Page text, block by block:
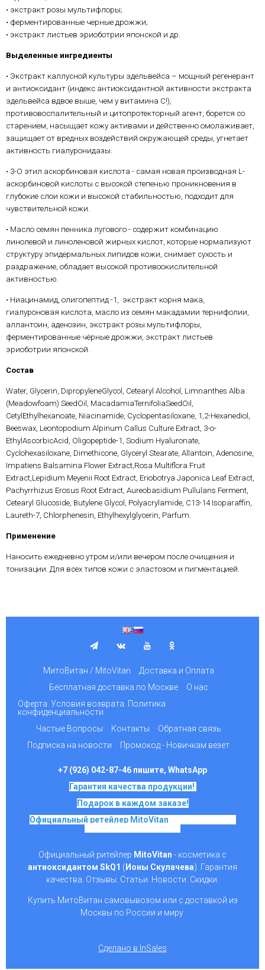
• экстракт розы мультифлоры;
• ферментированные черные дрожжи;
• экстракт листьев эриоботрии японской и др.
Выделенные ингредиенты
• Экстракт каллусной культуры эдельвейса – мощный регенерант
и антиоксидант (индекс антиоксидантной активности экстракта
эдельвейса вдвое выше, чем у витамина С!),
противовоспалительный и цитопротекторный агент, борется со
старением, насыщает кожу активами и действенно омолаживает,
защищает от вредных воздействий окружающей среды, угнетает
активность гиалуронидазы.
• 3-О этил аскорбиновая кислота - самая новая производная L-
аскорбиновой кислоты с высокой степенью проникновения в
глубокие слои кожи и высокой стабильностью, подходит для
чувствительной кожи.
• Масло семян пенника лугового - содержит комбинацию
линолевой и линоленовой жирных кислот, которые нормализуют
структуру эпидермальных липидов кожи, снимает сухость и
раздражение, обладает высокой противоокислительной
активностью.
• Ниацинамид, олигопептид -1, экстракт корня мака,
гиалуроновая кислота, масло из семян макадамии тернифолии,
аллантоин, аденозин, экстракт розы мультифлоры,
ферментированные чёрные дрожжи, экстракт листьев
эриоботрии японской.
Состав
Water, Glycerin, DipropyleneGlycol, Cetearyl Alcohol, Limnanthes Alba
(Meadowfoam) SeedOil, MacadamiaTernifoliaSeedOil,
CetylEthylhexanoate, Niacinamide, Cyclopentasiloxane, 1,2-Hexanediol,
Beeswax, Leontopodium Alpinum Callus Culture Extract, 3-o-
EthylAscorbicAcid, Oligopeptide-1, Sodium Hyaluronate,
Cyclohexasiloxane, Dimethicone, Glyceryl Stearate, Allantoin, Adenosine,
Impatiens Balsamina Flower Extract,Rosa Multiflora Fruit
Extract,Lepidium Meyenii Root Extract, Eriobotrya Japonica Leaf Extract,
Pachyrrhizus Erosus Root Extract, Aureobasidium Pullulans Ferment,
Cetearyl Glucoside, Butylene Glycol, Polyacrylamide, C13-14 Isoparaffin,
Laureth-7, Chlorphenesin, Ethylhexylglycerin, Parfum.
Применение
Наносить ежедневно утром и/или вечером после очищения и
тонизации. Для всех типов кожи с эластозом и пигментацией.
МитоВитан / MitoVitan
Доставка и Оплата
Бесплатная доставка по Москве
О нас
Оферта. Условия возврата. Политика
конфиденциальности.
Частые Вопросы
Контакты
Обратная связь
Подписка на новости
Промокод - Новичкам везет
+7 (926) 042-87-46 пишите, WhatsApp
Гарантия качества продукции!
Подарок в каждом заказе!
Официальный ретейлер MitoVitan
Официальный ритейлер MitoVitan - косметика с
антиоксидантом SkQ1 ( Ионы Скулачева). Гарантия
качества. Отзывы. Статьи. Новости. Скидки.
Купить МитоВитан самовывозом или с доставкой из
Москвы по России и миру.
Сделано в InSales